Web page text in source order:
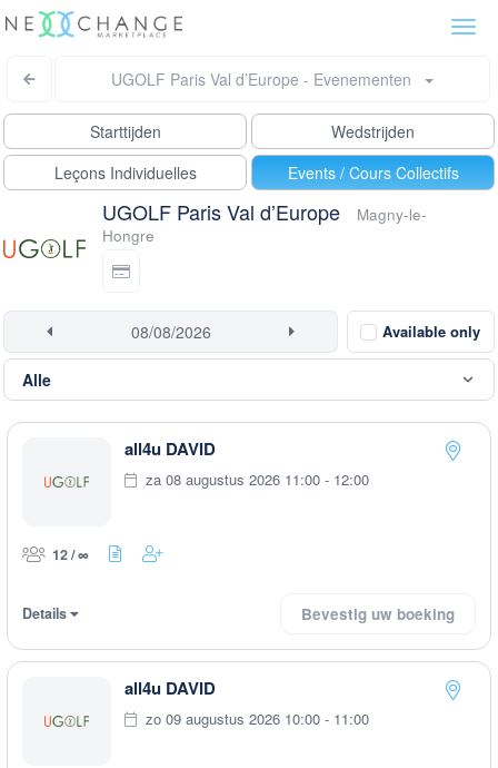
UGOLF Paris Val d’Europe - Evenementen
Starttijden
Wedstrijden
Leçons Individuelles
Events / Cours Collectifs
UGOLF Paris Val d’Europe
Magny-le-
Hongre
Available only
all4u DAVID
za 08 augustus 2026 11:00 - 12:00
12 / ∞
Details Bevestig uw boeking
all4u DAVID
zo 09 augustus 2026 10:00 - 11:00